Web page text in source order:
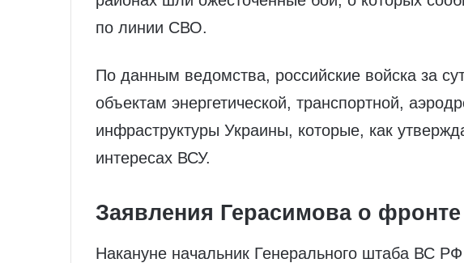
по линии СВО.
По данным ведомства, российские войска за
объектам энергетической, транспортной,
инфраструктуры Украины, которые, как
интересах ВСУ.
Заявления Герасимова о
Накануне начальник Генерального штаба ВС